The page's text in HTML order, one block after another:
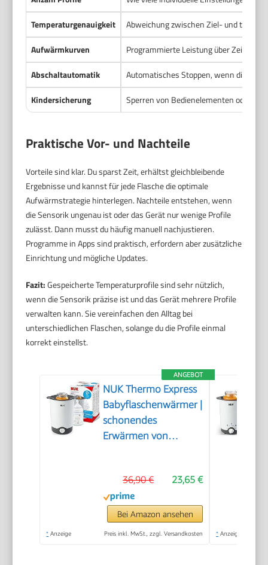
Temperaturgenauigkeit
Abweichung zwischen Ziel- und
Aufwärmkurven
Programmierte Leistung über Zeit, z.
Abschaltautomatik
Automatisches Stoppen, wenn die
Kindersicherung
Sperren von Bedienelementen oder
Praktische Vor- und Nachteile
Vorteile sind klar. Du sparst Zeit, erhältst gleichbleibende
Ergebnisse und kannst für jede Flasche die optimale
Aufwärmstrategie hinterlegen. Nachteile entstehen, wenn
die Sensorik ungenau ist oder das Gerät nur wenige Profile
zulässt. Dann musst du häufig manuell nachjustieren.
Programme in Apps sind praktisch, erfordern aber zusätzliche
Einrichtung und mögliche Updates.
Fazit:Gespeicherte Temperaturprofile sind sehr nützlich,
wenn die Sensorik präzise ist und das Gerät mehrere Profile
verwalten kann. Sie vereinfachen den Alltag bei
unterschiedlichen Flaschen, solange du die Profile einmal
korrekt einstellst.
ANGEBOT
NUK Thermo Express
Babyflaschenwärmer |
schonendes
Erwärmen von
in 90 Sekunden |
automatische
Abschaltung | Korb
zum einfachen
23,65 €
36,90 €
Bei Amazon ansehen
* Anzeige Preis inkl. MwSt., zzgl. Versandkosten * Anzeige